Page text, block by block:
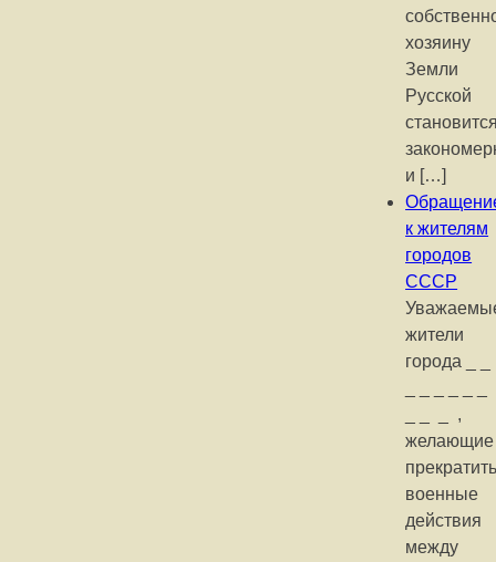
хозяину
Земли
Русской
и […]
к жителям
городов
СССР
жители
города _ _
_ _ _ ,
желающие
военные
действия
между